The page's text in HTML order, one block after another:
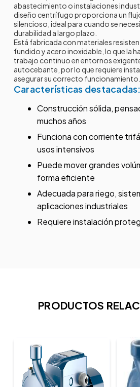
abastecimiento o instalaciones
diseño centrífugo proporciona un
silencioso, ideal para cuando se
durabilidad a largo plazo.
Está fabricada con materiales
fundido y acero inoxidable, lo que la
trabajo continuo en entornos
autocebante, por lo que requiere
asegurar su correcto funcionamiento.
Características destacadas:
Construcción sólida,
muchos años
Funciona con corriente
usos intensivos
Puede mover grandes
forma eficiente
Adecuada para riego,
aplicaciones industriales
Requiere instalación
PRODUCTOS